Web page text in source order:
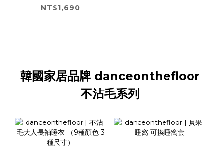
NT$1,690
韓國家居品牌 danceonthefloor
不沾毛系列